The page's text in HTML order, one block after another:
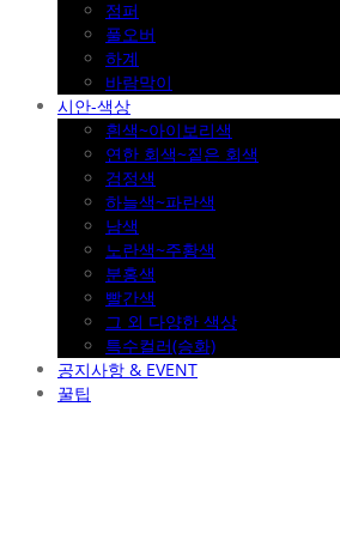
점퍼
풀오버
하계
바람막이
시안-색상
흰색~아이보리색
연한 회색~짙은 회색
검정색
하늘색~파란색
남색
노란색~주황색
분홍색
빨간색
그 외 다양한 색상
특수컬러(승화)
공지사항 & EVENT
꿀팁